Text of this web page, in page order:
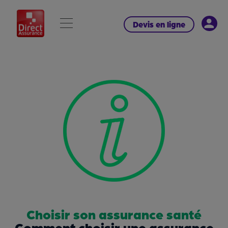
Devis en ligne
Choisir son assurance santé